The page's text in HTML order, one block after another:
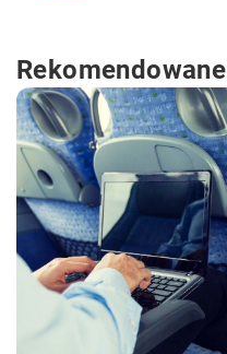
Rekomendowane